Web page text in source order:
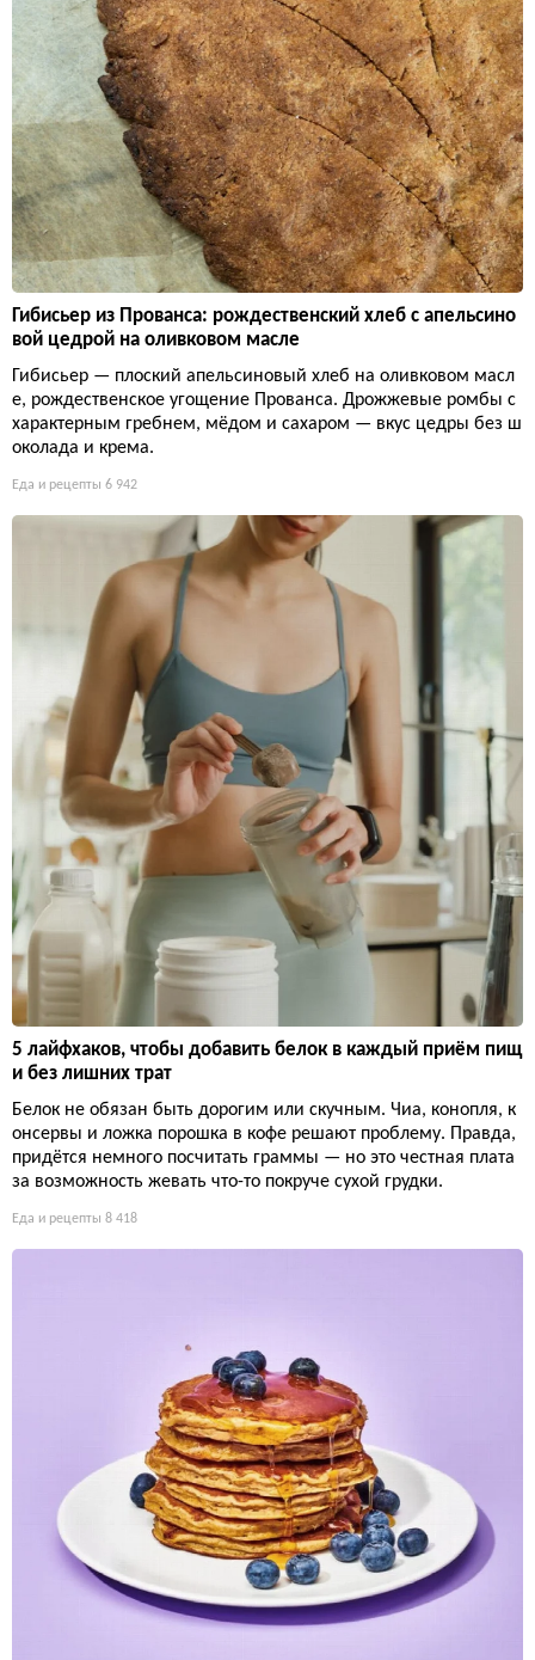
Гибисьер из Прованса: рождественский хлеб с апельсино
вой цедрой на оливковом масле
Гибисьер — плоский апельсиновый хлеб на оливковом масл
е, рождественское угощение Прованса. Дрожжевые ромбы с
характерным гребнем, мёдом и сахаром — вкус цедры без ш
околада и крема.
Еда и рецепты 6 942
5 лайфхаков, чтобы добавить белок в каждый приём пищ
и без лишних трат
Белок не обязан быть дорогим или скучным. Чиа, конопля, к
онсервы и ложка порошка в кофе решают проблему. Правда,
придётся немного посчитать граммы — но это честная плата
за возможность жевать что-то покруче сухой грудки.
Еда и рецепты 8 418